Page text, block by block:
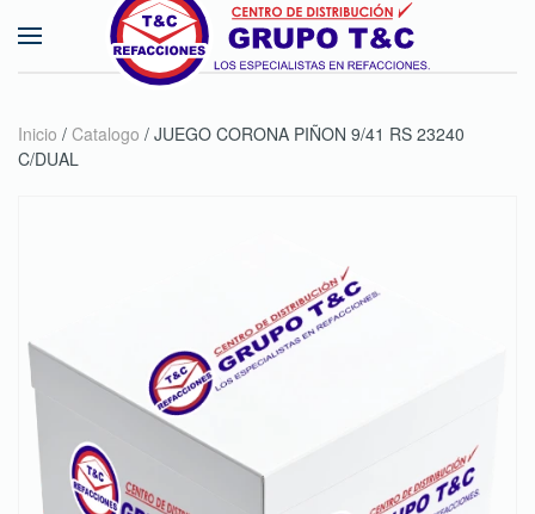
Skip to main content
Inicio / Catalogo / JUEGO CORONA PIÑON 9/41 RS 23240
C/DUAL